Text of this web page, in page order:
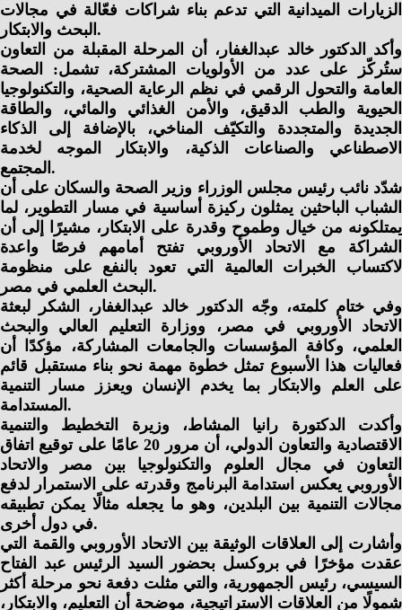
الزيارات الميدانية التي تدعم بناء شراكات فعّالة في مجالات
البحث والابتكار.
وأكد الدكتور خالد عبدالغفار، أن المرحلة المقبلة من التعاون
ستُركّز على عدد من الأولويات المشتركة، تشمل: الصحة
العامة والتحول الرقمي في نظم الرعاية الصحية، والتكنولوجيا
الحيوية والطب الدقيق، والأمن الغذائي والمائي، والطاقة
الجديدة والمتجددة والتكيّف المناخي، بالإضافة إلى الذكاء
الاصطناعي والصناعات الذكية، والابتكار الموجه لخدمة
المجتمع.
شدّد نائب رئيس مجلس الوزراء وزير الصحة والسكان على أن
الشباب الباحثين يمثلون ركيزة أساسية في مسار التطوير، لما
يمتلكونه من خيال وطموح وقدرة على الابتكار، مشيرًا إلى أن
الشراكة مع الاتحاد الأوروبي تفتح أمامهم فرصًا واعدة
لاكتساب الخبرات العالمية التي تعود بالنفع على منظومة
البحث العلمي في مصر.
وفي ختام كلمته، وجّه الدكتور خالد عبدالغفار، الشكر لبعثة
الاتحاد الأوروبي في مصر، ووزارة التعليم العالي والبحث
العلمي، وكافة المؤسسات والجامعات المشاركة، مؤكدًا أن
فعاليات هذا الأسبوع تمثل خطوة مهمة نحو بناء مستقبل قائم
على العلم والابتكار بما يخدم الإنسان ويعزز مسار التنمية
المستدامة.
وأكدت الدكتورة رانيا المشاط، وزيرة التخطيط والتنمية
الاقتصادية والتعاون الدولي، أن مرور 20 عامًا على توقيع اتفاق
التعاون في مجال العلوم والتكنولوجيا بين مصر والاتحاد
الأوروبي يعكس استدامة البرنامج وقدرته على الاستمرار لدفع
مجالات التنمية بين البلدين، وهو ما يجعله مثالًا يمكن تطبيقه
في دول أخرى.
وأشارت إلى العلاقات الوثيقة بين الاتحاد الأوروبي والقمة التي
عقدت مؤخرًا في بروكسل بحضور السيد الرئيس عبد الفتاح
السيسي، رئيس الجمهورية، والتي مثلت دفعة نحو مرحلة أكثر
شمولًا من العلاقات الاستراتيجية، موضحة أن التعليم، والابتكار،